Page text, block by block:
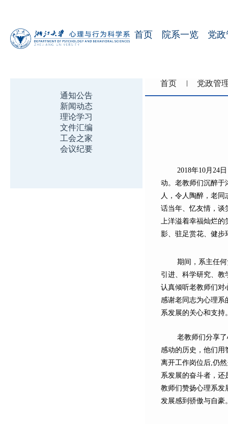
首页 院系一览 党
通知公告
新闻动态
理论学习
文件汇编
工会之家
会议纪要
首页 党政管
2018年10月24
动。老教师们沉醉于
人，令人陶醉，老
话当年、忆友情，谈
上洋溢着幸福灿烂的
影、驻足赏花、健步
期间，系主任
引进、科学研究、教
认真倾听老教师们对
感谢老同志为心理系
系发展的关心和支持
老教师们分享
感动的历史，他们用
离开工作岗位后,仍
系发展的奋斗者，还
教师们赞扬心理系发
发展感到骄傲与自豪